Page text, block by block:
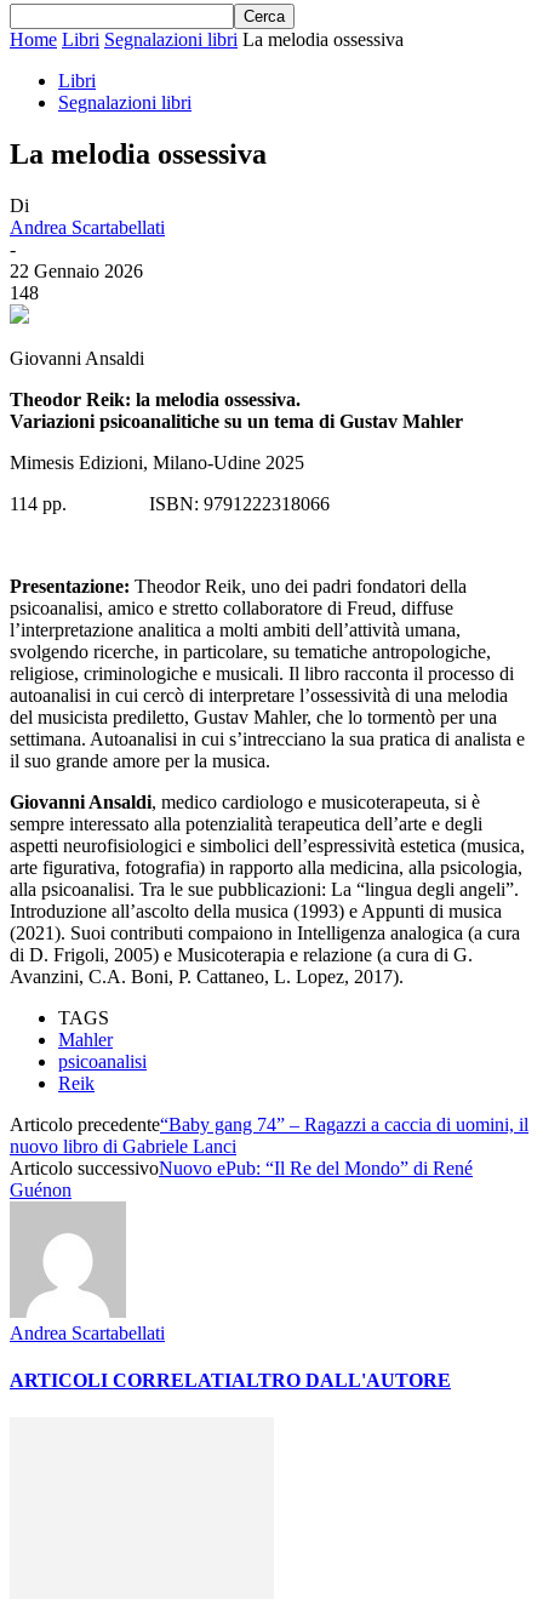
Home Libri Segnalazioni libri La melodia ossessiva
Libri
Segnalazioni libri
La melodia ossessiva
Di
Andrea Scartabellati
-
22 Gennaio 2026
148
Giovanni Ansaldi
Theodor Reik: la melodia ossessiva.
Variazioni psicoanalitiche su un tema di Gustav Mahler
Mimesis Edizioni, Milano-Udine 2025
114 pp. ISBN: 9791222318066
Presentazione: Theodor Reik, uno dei padri fondatori della
psicoanalisi, amico e stretto collaboratore di Freud, diffuse
l’interpretazione analitica a molti ambiti dell’attività umana,
svolgendo ricerche, in particolare, su tematiche antropologiche,
religiose, criminologiche e musicali. Il libro racconta il processo di
autoanalisi in cui cercò di interpretare l’ossessività di una melodia
del musicista prediletto, Gustav Mahler, che lo tormentò per una
settimana. Autoanalisi in cui s’intrecciano la sua pratica di analista e
il suo grande amore per la musica.
Giovanni Ansaldi, medico cardiologo e musicoterapeuta, si è
sempre interessato alla potenzialità terapeutica dell’arte e degli
aspetti neurofisiologici e simbolici dell’espressività estetica (musica,
arte figurativa, fotografia) in rapporto alla medicina, alla psicologia,
alla psicoanalisi. Tra le sue pubblicazioni: La “lingua degli angeli”.
Introduzione all’ascolto della musica (1993) e Appunti di musica
(2021). Suoi contributi compaiono in Intelligenza analogica (a cura
di D. Frigoli, 2005) e Musicoterapia e relazione (a cura di G.
Avanzini, C.A. Boni, P. Cattaneo, L. Lopez, 2017).
TAGS
Mahler
psicoanalisi
Reik
Articolo precedente“Baby gang 74” – Ragazzi a caccia di uomini, il
nuovo libro di Gabriele Lanci
Articolo successivoNuovo ePub: “Il Re del Mondo” di René
Guénon
Andrea Scartabellati
ARTICOLI CORRELATIALTRO DALL'AUTORE